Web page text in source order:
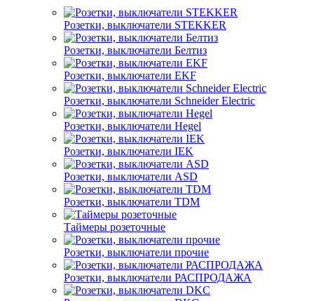
Розетки, выключатели STEKKER
Розетки, выключатели Белтиз
Розетки, выключатели EKF
Розетки, выключатели Schneider Electric
Розетки, выключатели Hegel
Розетки, выключатели IEK
Розетки, выключатели ASD
Розетки, выключатели TDM
Таймеры розеточные
Розетки, выключатели прочие
Розетки, выключатели РАСПРОДАЖА